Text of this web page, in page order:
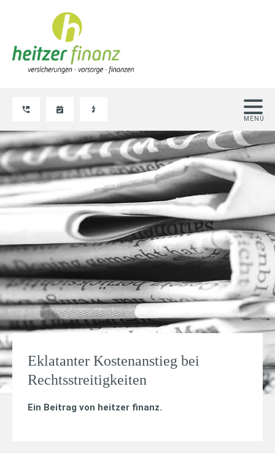
Eklatanter Kostenanstieg bei
Rechtsstreitigkeiten
Ein Beitrag von heitzer finanz.